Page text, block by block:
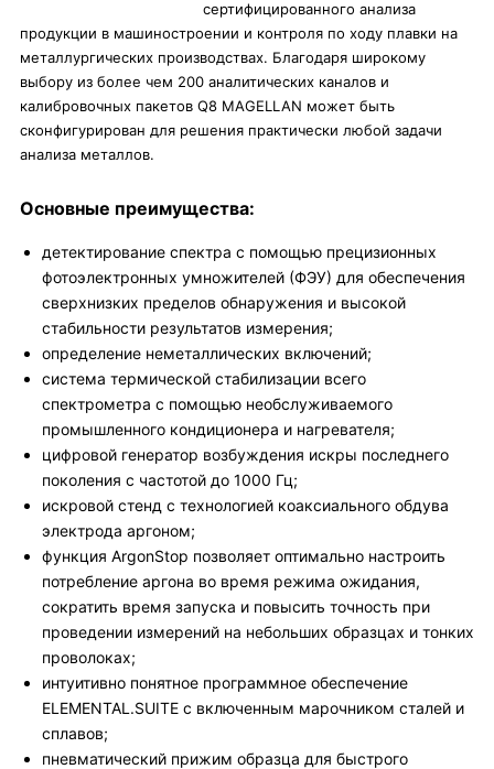
сертифицированного анализа
продукции в машиностроении и контроля по ходу плавки на
металлургических производствах. Благодаря широкому
выбору из более чем 200 аналитических каналов и
калибровочных пакетов Q8 MAGELLAN может быть
сконфигурирован для решения практически любой задачи
анализа металлов.
Основные преимущества:
детектирование спектра с помощью прецизионных
фотоэлектронных умножителей (ФЭУ) для обеспечения
сверхнизких пределов обнаружения и высокой
стабильности результатов измерения;
определение неметаллических включений;
система термической стабилизации всего
спектрометра с помощью необслуживаемого
промышленного кондиционера и нагревателя;
цифровой генератор возбуждения искры последнего
поколения с частотой до 1000 Гц;
искровой стенд с технологией коаксиального обдува
электрода аргоном;
функция ArgonStop позволяет оптимально настроить
потребление аргона во время режима ожидания,
сократить время запуска и повысить точность при
проведении измерений на небольших образцах и тонких
проволоках;
интуитивно понятное программное обеспечение
ELEMENTAL.SUITE с включенным марочником сталей и
сплавов;
пневматический прижим образца для быстрого